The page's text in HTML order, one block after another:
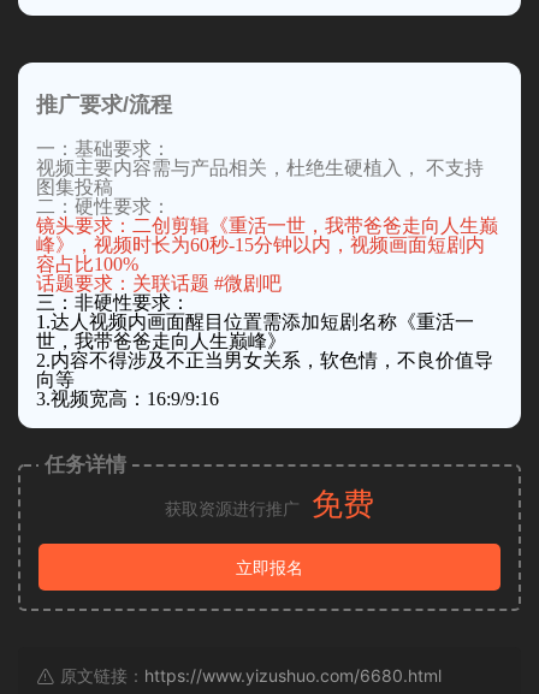
推广要求/流程
一：基础要求：
视频主要内容需与产品相关，杜绝生硬植入， 不支持
图集投稿
二：硬性要求：
镜头要求：二创剪辑《重活一世，我带爸爸走向人生巅
峰》，视频时长为60秒-15分钟以内，视频画面短剧内
容占比100%
话题要求：关联话题 #微剧吧
三：非硬性要求：
1.达人视频内画面醒目位置需添加短剧名称《重活一
世，我带爸爸走向人生巅峰》
2.内容不得涉及不正当男女关系，软色情，不良价值导
向等
3.视频宽高：16:9/9:16
任务详情
获取资源进行推广 免费
立即报名
原文链接： https://www.yizushuo.com/6680.html